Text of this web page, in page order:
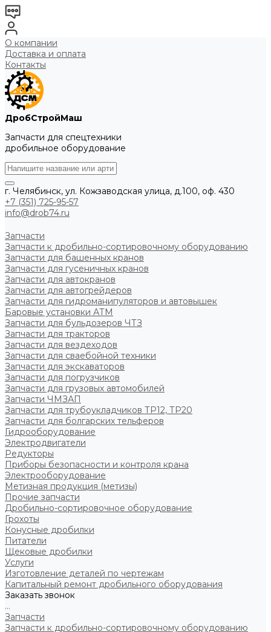
О компании
Доставка и оплата
Контакты
ДробСтройМаш
Запчасти для спецтехники
дробильное оборудование
г. Челябинск, ул. Кожзаводская улица, д.100, оф. 430
+7 (351) 725-95-57
info@drob74.ru
Запчасти
Запчасти к дробильно-сортировочному оборудованию
Запчасти для башенных кранов
Запчасти для гусеничных кранов
Запчасти для автокранов
Запчасти для автогрейдеров
Запчасти для гидроманипуляторов и автовышек
Баровые установки АТМ
Запчасти для бульдозеров ЧТЗ
Запчасти для тракторов
Запчасти для вездеходов
Запчасти для сваебойной техники
Запчасти для экскаваторов
Запчасти для погрузчиков
Запчасти для грузовых автомобилей
Запчасти ЧМЗАП
Запчасти для трубоукладчиков ТР12, ТР20
Запчасти для болгарских тельферов
Гидрооборудование
Электродвигатели
Редукторы
Приборы безопасности и контроля крана
Электрооборудование
Метизная продукция (метизы)
Прочие запчасти
Дробильно-сортировочное оборудование
Грохоты
Конусные дробилки
Питатели
Щековые дробилки
Услуги
Изготовление деталей по чертежам
Капитальный ремонт дробильного оборудования
Заказать звонок
...
Запчасти
Запчасти к дробильно-сортировочному оборудованию